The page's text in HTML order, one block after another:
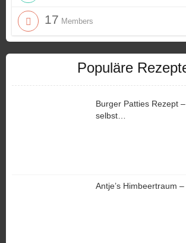
17 Members
Populäre
Burger Patties Rezept
selbst…
Antje’s Himbeertraum